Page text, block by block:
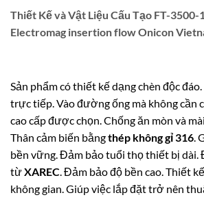
Thiết Kế và Vật Liệu Cấu Tạo FT-3500-
Electromag insertion flow Onicon
Sản phẩm có thiết kế dạng chèn độc
trực tiếp. Vào đường ống mà không cần
cao cấp được chọn. Chống ăn mòn và
Thân cảm biến bằngthép không gỉ 316.
bền vững. Đảm bảo tuổi thọ thiết bị dài.
từXAREC. Đảm bảo độ bền cao. Thiết
không gian. Giúp việc lắp đặt trở nên